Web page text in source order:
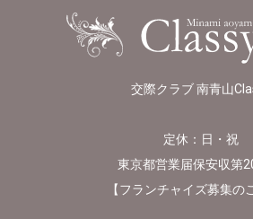
交際クラブ 南青山
定休：日・祝
東京都営業届保安収第
【フランチャイズ募集の